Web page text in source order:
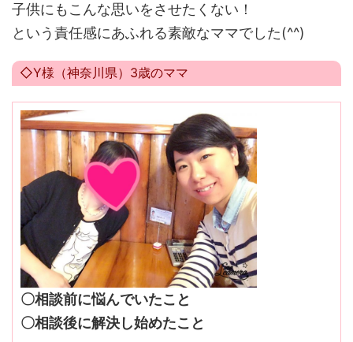
子供にもこんな思いをさせたくない！
という責任感にあふれる素敵なママでした(^^)
◇Y様（神奈川県）3歳のママ
〇相談前に悩んでいたこと
〇相談後に解決し始めたこと